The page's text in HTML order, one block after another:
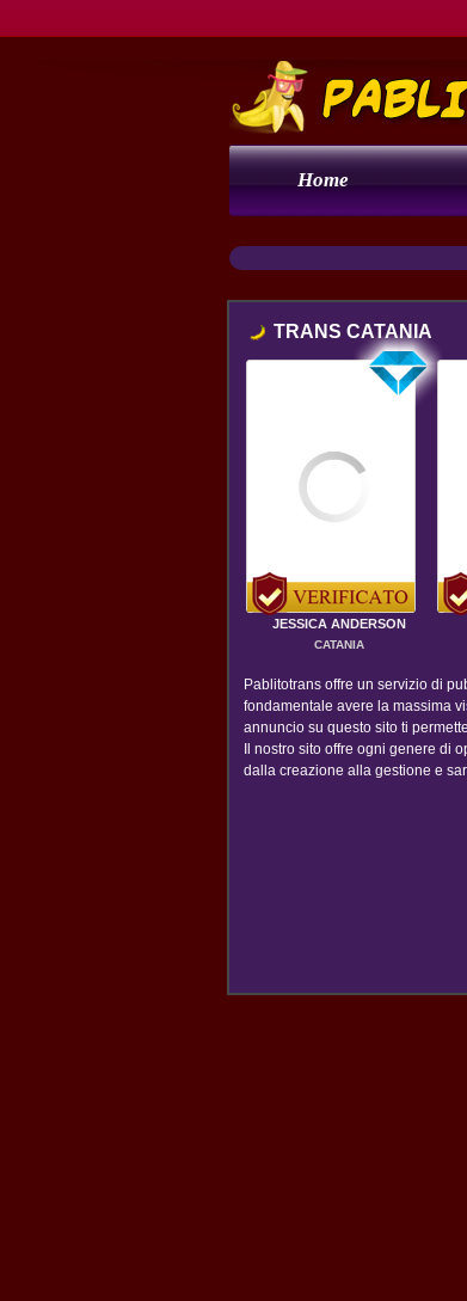
Home
TRANS CATANIA
JESSICA ANDERSON
CATANIA
Pablitotrans offre un servizio di
fondamentale avere la massima
annuncio su questo sito ti
Il nostro sito offre ogni genere di
dalla creazione alla gestione e